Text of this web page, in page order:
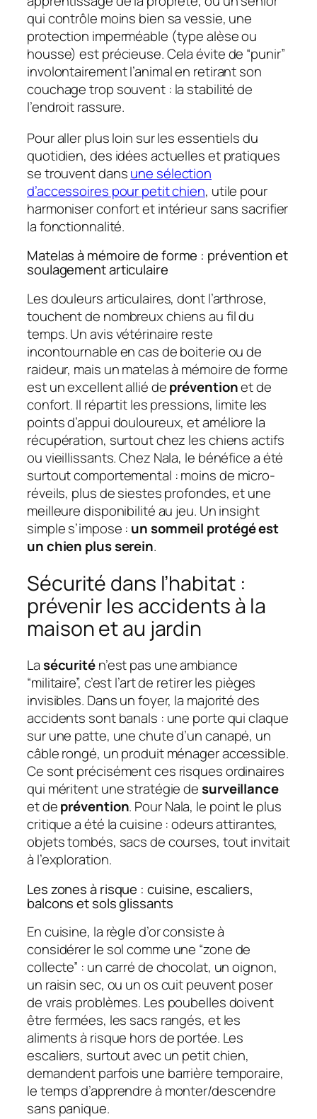
qui contrôle moins bien sa vessie, une
protection imperméable (type alèse ou
housse) est précieuse. Cela évite de “punir”
involontairement l’animal en retirant son
couchage trop souvent : la stabilité de
l’endroit rassure.
Pour aller plus loin sur les essentiels du
quotidien, des idées actuelles et pratiques
se trouvent dansune sélection
d’accessoires pour petit chien, utile pour
harmoniser confort et intérieur sans sacrifier
la fonctionnalité.
Matelas à mémoire de forme : prévention et
soulagement articulaire
Les douleurs articulaires, dont l’arthrose,
touchent de nombreux chiens au fil du
temps. Un avis vétérinaire reste
incontournable en cas de boiterie ou de
raideur, mais un matelas à mémoire de forme
est un excellent allié depréventionet de
confort. Il répartit les pressions, limite les
points d’appui douloureux, et améliore la
récupération, surtout chez les chiens actifs
ou vieillissants. Chez Nala, le bénéfice a été
surtout comportemental : moins de micro-
réveils, plus de siestes profondes, et une
meilleure disponibilité au jeu. Un insight
simple s’impose : un sommeil protégé est
un chien plus serein.
Sécurité dans l’habitat :
prévenir les accidents à la
maison et au jardin
Lasécuritén’est pas une ambiance
“militaire”, c’est l’art de retirer les pièges
invisibles. Dans un foyer, la majorité des
accidents sont banals : une porte qui claque
sur une patte, une chute d’un canapé, un
câble rongé, un produit ménager accessible.
Ce sont précisément ces risques ordinaires
qui méritent une stratégie desurveillance
et deprévention. Pour Nala, le point le plus
critique a été la cuisine : odeurs attirantes,
objets tombés, sacs de courses, tout invitait
à l’exploration.
Les zones à risque : cuisine, escaliers,
balcons et sols glissants
En cuisine, la règle d’or consiste à
considérer le sol comme une “zone de
collecte” : un carré de chocolat, un oignon,
un raisin sec, ou un os cuit peuvent poser
de vrais problèmes. Les poubelles doivent
être fermées, les sacs rangés, et les
aliments à risque hors de portée. Les
escaliers, surtout avec un petit chien,
demandent parfois une barrière temporaire,
le temps d’apprendre à monter/descendre
sans panique.